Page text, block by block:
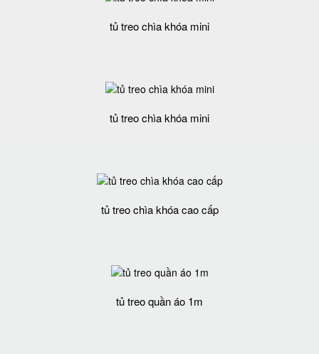
tủ treo chìa khóa mini
tủ treo chìa khóa mini
tủ treo chìa khóa cao cấp
tủ treo quần áo 1m